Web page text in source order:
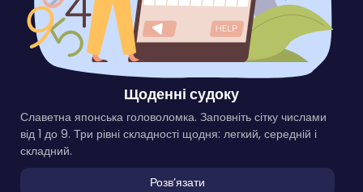
Щоденні судоку
Славетна японська головоломка. Заповніть сітку числами
від 1 до 9. Три рівні складності щодня: легкий, середній і
складний.
Розвʼязати